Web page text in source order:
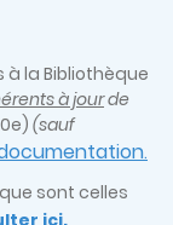
la Bibliothèque
à jourde
(sauf
.
sont celles
ici.